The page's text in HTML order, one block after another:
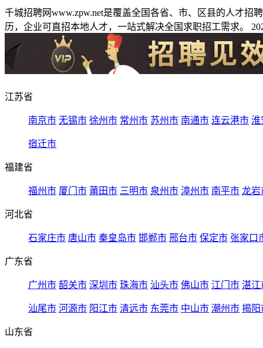
千城招聘网www.zpw.net是覆盖全国各省、市、区县的人才
历，企业可直招本地人才，一站式解决全国求职招工需求。
江苏省
南京市 无锡市 徐州市 常州市 苏州市 南通市 连云港市 淮
宿迁市
福建省
福州市 厦门市 莆田市 三明市 泉州市 漳州市 南平市 龙岩
河北省
石家庄市 唐山市 秦皇岛市 邯郸市 邢台市 保定市 张家口
广东省
广州市 韶关市 深圳市 珠海市 汕头市 佛山市 江门市 湛江
汕尾市 河源市 阳江市 清远市 东莞市 中山市 潮州市 揭阳
山东省